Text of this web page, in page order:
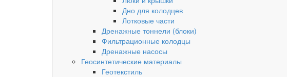
Дно для колодцев
Лотковые части
Дренажные тоннели (блоки)
Фильтрационные колодцы
Дренажные насосы
Геосинтетические материалы
Геотекстиль